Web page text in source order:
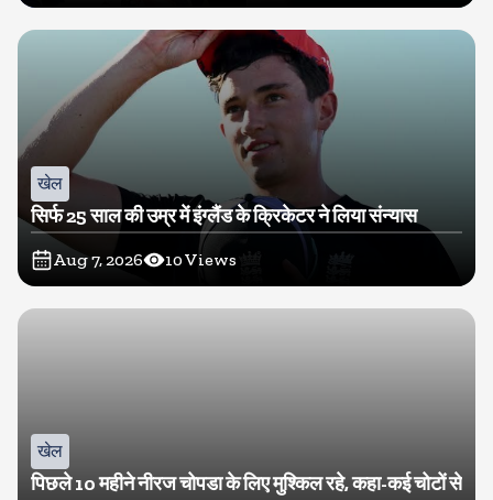
खेल
सिर्फ 25 साल की उम्र में इंग्लैंड के क्रिकेटर ने लिया संन्यास
Aug 7, 2026 10Views
खेल
पिछले 10 महीने नीरज चोपडा के लिए मुश्किल रहे, कहा-कई चोटों से